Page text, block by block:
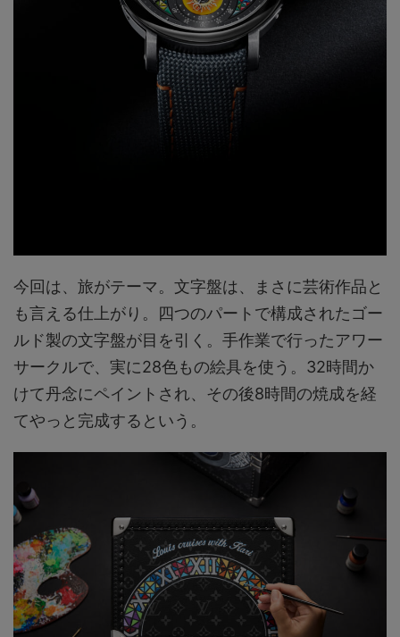
今回は、旅がテーマ。文字盤は、まさに芸術作品と
も言える仕上がり。四つのパートで構成されたゴー
ルド製の文字盤が目を引く。手作業で行ったアワー
サークルで、実に28色もの絵具を使う。32時間か
けて丹念にペイントされ、その後8時間の焼成を経
てやっと完成するという。